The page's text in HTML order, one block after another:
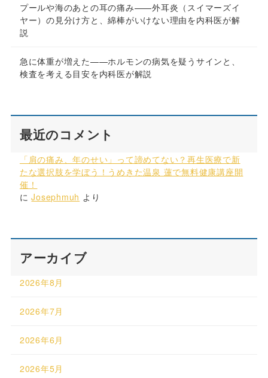
プールや海のあとの耳の痛み——外耳炎（スイマーズイ
ヤー）の見分け方と、綿棒がいけない理由を内科医が解
説
急に体重が増えた——ホルモンの病気を疑うサインと、
検査を考える目安を内科医が解説
最近のコメント
「肩の痛み、年のせい」って諦めてない？再生医療で新
たな選択肢を学ぼう！うめきた温泉 蓮で無料健康講座開
催！
にJosephmuh より
アーカイブ
2026年8月
2026年7月
2026年6月
2026年5月